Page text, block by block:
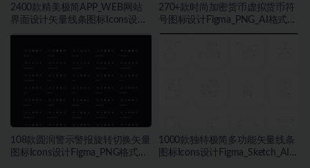
2400款精美极简APP_WEB网站
界面设计矢量线条图标Icons设计
Figma_Sketch_PNG格式素材
270+款时尚加密货币虚拟货币符
号图标设计Figma_PNG_AI格式素
材
108款圆润警示警报旋转切换矢量
图标Icons设计Figma_PNG格式素
1000款独特极简多功能矢量线条
图标Icons设计Figma_Sketch_AI格